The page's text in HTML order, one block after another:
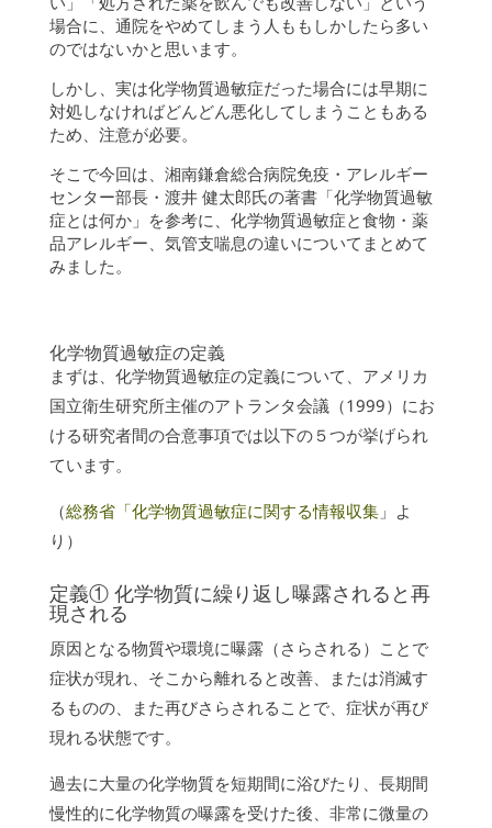
場合に、通院をやめてしまう人ももしかしたら多い
のではないかと思います。
しかし、実は化学物質過敏症だった場合には早期に
対処しなければどんどん悪化してしまうこともある
ため、注意が必要。
そこで今回は、湘南鎌倉総合病院免疫・アレルギー
センター部長・渡井 健太郎氏の著書「化学物質過敏
症とは何か」を参考に、化学物質過敏症と食物・薬
品アレルギー、気管支喘息の違いについてまとめて
みました。
化学物質過敏症の定義
まずは、化学物質過敏症の定義について、アメリカ
国立衛生研究所主催のアトランタ会議（1999）にお
ける研究者間の合意事項では以下の５つが挙げられ
ています。
（総務省「化学物質過敏症に関する情報収集」よ
り）
定義① 化学物質に繰り返し曝露されると再
現される
原因となる物質や環境に曝露（さらされる）ことで
症状が現れ、そこから離れると改善、または消滅す
るものの、また再びさらされることで、症状が再び
現れる状態です。
過去に大量の化学物質を短期間に浴びたり、長期間
慢性的に化学物質の曝露を受けた後、非常に微量の